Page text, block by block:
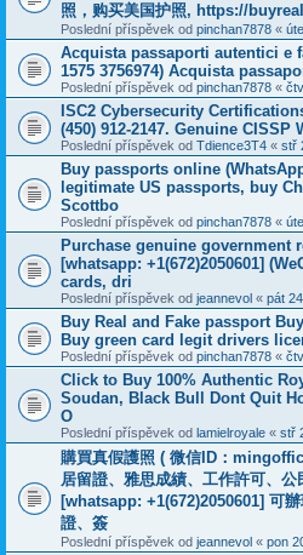
照，购买美国护照, https://
Poslední příspěvek od pinchan7878 «
Acquista passaporti autentici e
1575 3756974) Acquista
Poslední příspěvek od pinchan7878 «
ISC2 Cybersecurity
(450) 912-2147. Genuine CISSP
Poslední příspěvek od Tdience3T4 « stř
Buy passports online
legitimate US passports, buy
Scottbo
Poslední příspěvek od pinchan7878 «
Purchase genuine government
[whatsapp: +1(672)2050601]
cards, dri
Poslední příspěvek od jeannevol « pát
Buy Real and Fake passport
Buy green card legit drivers
Poslední příspěvek od pinchan7878 «
Click to Buy 100% Authentic
Soudan, Black Bull Dont Quit
O
Poslední příspěvek od lamielroyale « stř
購買真假護照 ( 微信ID：
居留證、雅思成績、工作許可、公
[whatsapp: +1(672)2050601] 可
證、簽
Poslední příspěvek od jeannevol « pon